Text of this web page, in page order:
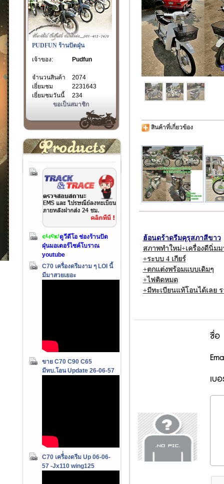
PUDFUN ร้านปัดฝุ่น
เจ้าของ:
Pudfun
จำนวนสินค้า
2074
เยี่ยมชม
2231643
เยี่ยมชมวันนี้
234
ขอเป็นสมาชิก
ดูวีดีโอ ช่องร้านปัด
ฝุ่นมอเตอร์ไซค์โบราณ
youtube
C70 เครื่องดรีมงาม ๆ LOI นี้
มีมาสวยเยอะ
ขาย C70 C90 C65
มีทบ.โอน Update 26-06-57
C70 เครื่่องดรีม Up 06-06-
57 -Jx110 wing125
สินค้าที่เกี่ยวข้อง
ฮ้อนดร้าดรีมคุรุสภาสีขาว
สภาพทำใหม่+เครื่องดีนิ่มม
+ระบบ 4 เกียร์
+ตกแต่งพร้อมแบบเดิมๆ
+ไฟติดหมด
+มีทะเบียนแท้โอนได้เลย
ชื่อ
เบ